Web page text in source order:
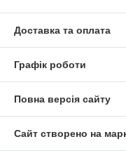
Доставка та оплата
Графік роботи
Повна версія сайту
Сайт створено на